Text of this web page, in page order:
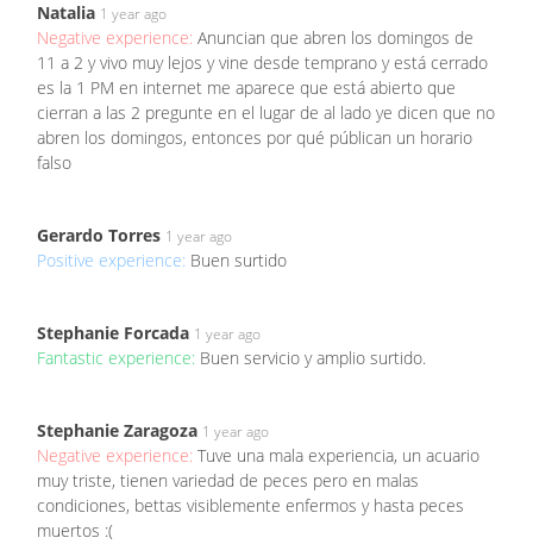
Natalia 1 year ago
Negative experience: Anuncian que abren los domingos de
11 a 2 y vivo muy lejos y vine desde temprano y está cerrado
es la 1 PM en internet me aparece que está abierto que
cierran a las 2 pregunte en el lugar de al lado ye dicen que no
abren los domingos, entonces por qué públican un horario
falso
Gerardo Torres 1 year ago
Positive experience: Buen surtido
Stephanie Forcada 1 year ago
Fantastic experience: Buen servicio y amplio surtido.
Stephanie Zaragoza 1 year ago
Negative experience: Tuve una mala experiencia, un acuario
muy triste, tienen variedad de peces pero en malas
condiciones, bettas visiblemente enfermos y hasta peces
muertos :(